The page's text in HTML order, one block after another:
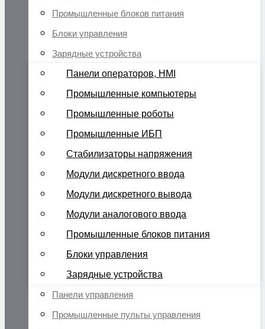
Промышленные блоков питания
Блоки управления
Зарядные устройства
Панели операторов, HMI
Промышленные компьютеры
Промышленные роботы
Промышленные ИБП
Стабилизаторы напряжения
Модули дискретного ввода
Модули дискретного вывода
Модули аналогового ввода
Промышленные блоков питания
Блоки управления
Зарядные устройства
Панели управления
Промышленные пульты управления